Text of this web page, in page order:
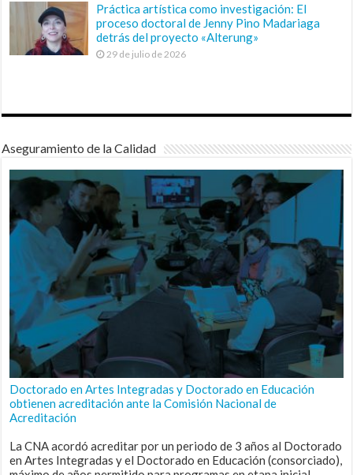
Práctica artística como investigación: El
proceso doctoral de Jenny Pino Madariaga
detrás del proyecto «Alterung»
29 de julio de 2026
Aseguramiento de la Calidad
Doctorado en Artes Integradas y Doctorado en Educación
obtienen acreditación ante la Comisión Nacional de
Acreditación
La CNA acordó acreditar por un periodo de 3 años al Doctorado
en Artes Integradas y el Doctorado en Educación (consorciado),